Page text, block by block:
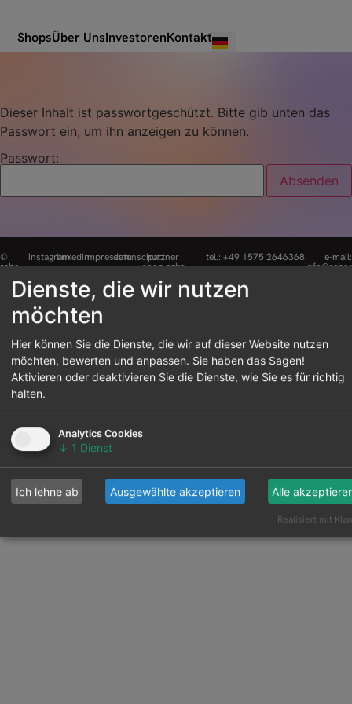
Dienste, die wir nutzen
möchten
Hier können Sie die Dienste, die wir auf dieser Website nutzen
möchten, bewerten und anpassen. Sie haben das Sagen!
Aktivieren oder deaktivieren Sie die Dienste, wie Sie es für richtig
halten.
Analytics Cookies
↓ 1 Dienst
Ich lehne ab Ausgewählte akzeptieren Alle
Realisiert mit
ShopsÜber UnsInvestorenKontakt
Dieser Inhalt ist passwortgeschützt. Bitte gib unten das
Passwort ein, um ihn anzeigen zu können.
Passwort:
©
rebe
instagramlinkedinimpressumdatenschutzpartner
shop agbs
tel.: +49 1575 2646368 e-mail: